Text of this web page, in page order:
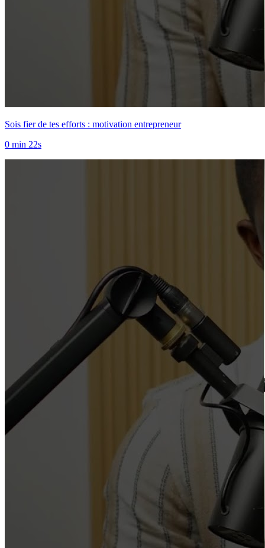
Sois fier de tes efforts : motivation entrepreneur
0 min 22s